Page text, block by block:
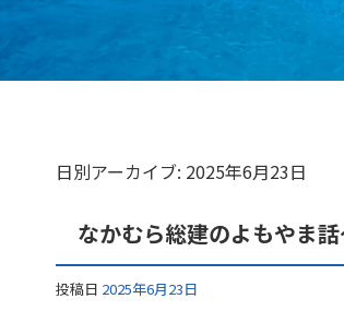
日別アーカイブ: 2025年6月23日
なかむら総建のよもやま
投稿日 2025年6月23日